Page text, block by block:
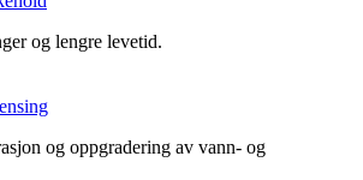
og lengre levetid.
og oppgradering av vann- og